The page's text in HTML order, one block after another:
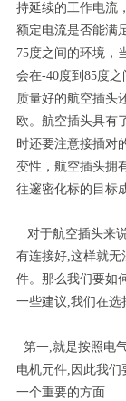
持延续的工作电流
额定电流是否能满
75度之间的环境，
会在-40度到85度
质量好的航空插头
欧。航空插头具有
时还要注意接插对
变性，航空插头拥
往邃密化标的目标
对于航空插头来
有连接好,这样就无
件。那么我们要如
一些建议,我们在选
第一,就是按照电
电机元件,因此我
一个重要的方面.